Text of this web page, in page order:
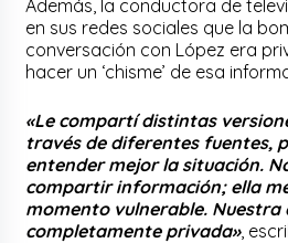
Además, la conductora de
en sus redes sociales que la
conversación con López era
hacer un ‘chisme’ de esa
«Le compartí distintas
través de diferentes fuentes,
entender mejor la situación.
compartir información; ella
momento vulnerable. Nuestra
completamente privada»,